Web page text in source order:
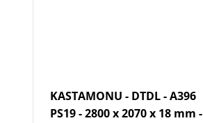
KASTAMONU - DTDL - A396
PS19 - 2800 x 2070 x 18 mm -